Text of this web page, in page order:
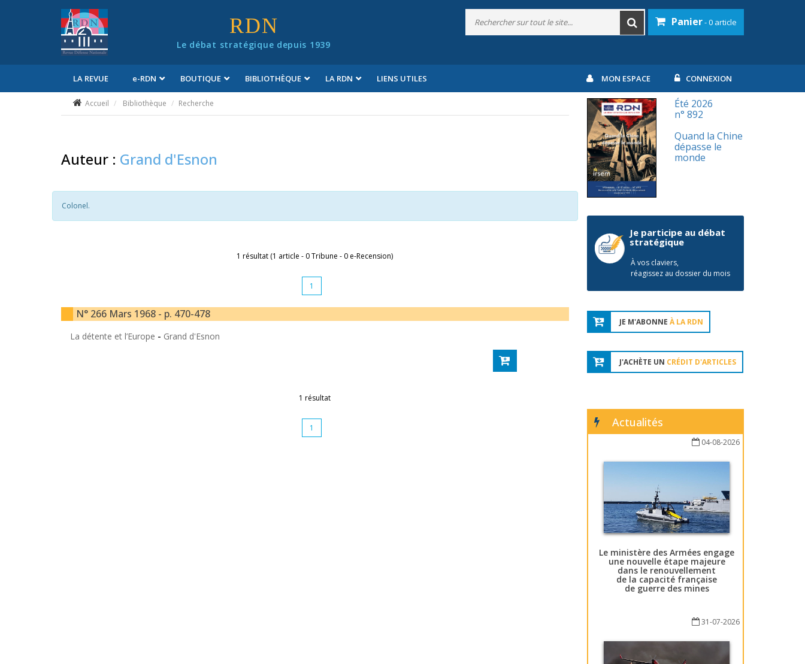
RDN
Le débat stratégique depuis 1939
Panier- 0 article
LA REVUE e-RDN BOUTIQUE BIBLIOTHÈQUE LA RDN LIENS UTILES MON ESPACE CONNEXION
Accueil Bibliothèque Recherche
Auteur : Grand d'Esnon
Colonel.
1 résultat (1 article - 0 Tribune - 0 e-Recension)
1
N° 266 Mars 1968 - p. 470-478
La détente et l’Europe - Grand d'Esnon
1 résultat
1
Été 2026
n° 892
Quand la Chine
dépasse le
monde
Je participe au débat
stratégique
À vos claviers,
réagissez au dossier du mois
JE M'ABONNE À LA RDN
J'ACHÈTE UN CRÉDIT D'ARTICLES
Actualités
04-08-2026
Le ministère des Armées engage
une nouvelle étape majeure
dans le renouvellement
de la capacité française
de guerre des mines
31-07-2026